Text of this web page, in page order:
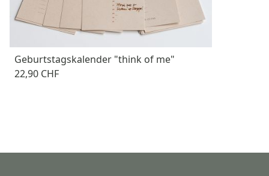
Geburtstagskalender "think of me"
22,90 CHF